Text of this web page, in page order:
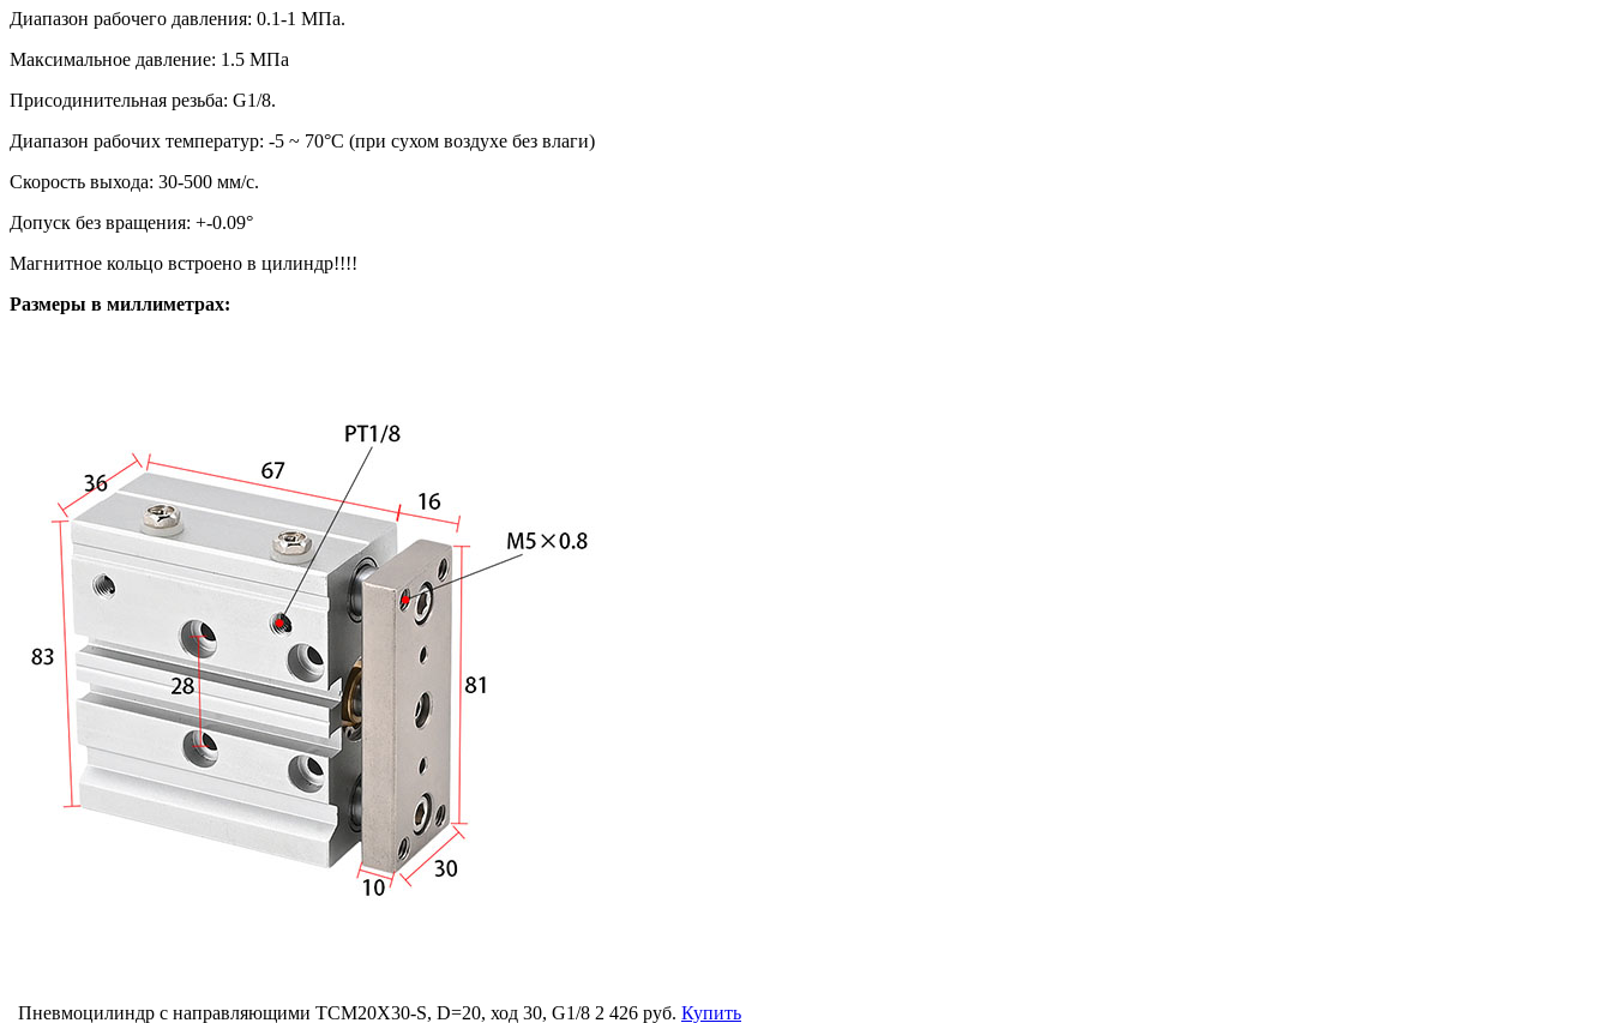
Диапазон рабочего давления: 0.1-1 МПа.
Максимальное давление: 1.5 МПа
Присодинительная резьба: G1/8.
Диапазон рабочих температур: -5 ~ 70°С (при сухом воздухе без влаги)
Скорость выхода: 30-500 мм/с.
Допуск без вращения: +-0.09°
Магнитное кольцо встроено в цилиндр!!!!
Размеры в миллиметрах:
Пневмоцилиндр с направляющими TCM20X30-S, D=20, ход 30, G1/8 2 426 руб. Купить